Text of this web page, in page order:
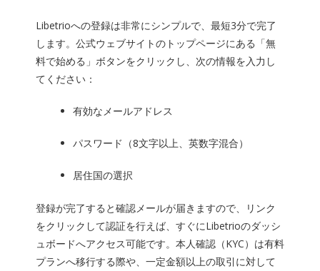
Libetrioへの登録は非常にシンプルで、最短3分で完了
します。公式ウェブサイトのトップページにある「無
料で始める」ボタンをクリックし、次の情報を入力し
てください：
有効なメールアドレス
パスワード（8文字以上、英数字混合）
居住国の選択
登録が完了すると確認メールが届きますので、リンク
をクリックして認証を行えば、すぐにLibetrioのダッシ
ュボードへアクセス可能です。本人確認（KYC）は有料
プランへ移行する際や、一定金額以上の取引に対して